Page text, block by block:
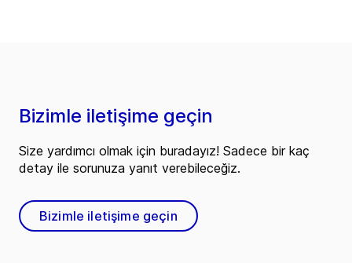
Bizimle iletişime geçin
Size yardımcı olmak için buradayız! Sadece bir kaç
detay ile sorunuza yanıt verebileceğiz.
Bizimle iletişime geçin